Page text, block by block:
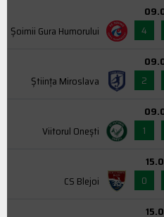
Şoimii Gura Humorului
4
Știința Miroslava
2
Viitorul Onești
1
CS Blejoi
0